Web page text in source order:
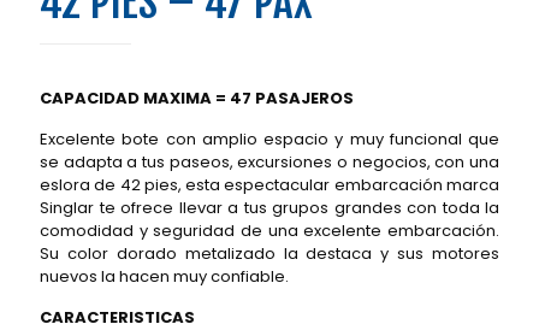
CAPACIDAD MAXIMA = 47 PASAJEROS
Excelente bote con amplio espacio y muy funcional que
se adapta a tus paseos, excursiones o negocios, con una
eslora de 42 pies, esta espectacular embarcación marca
Singlar te ofrece llevar a tus grupos grandes con toda la
comodidad y seguridad de una excelente embarcación.
Su color dorado metalizado la destaca y sus motores
nuevos la hacen muy confiable.
CARACTERISTICAS